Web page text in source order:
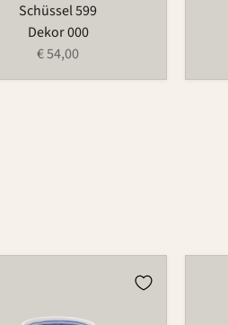
Schüssel 599
Dekor 000
€ 54,00